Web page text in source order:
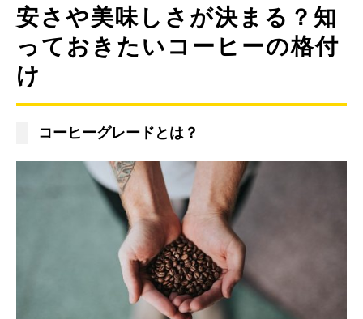
安さや美味しさが決まる？知
っておきたいコーヒーの格付
け
コーヒーグレードとは？